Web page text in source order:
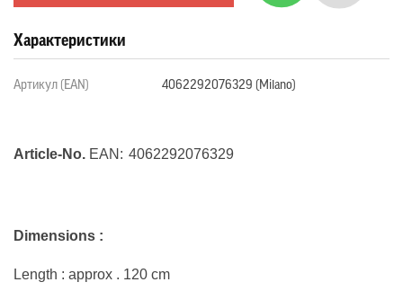
Характеристики
Артикул (EAN) 4062292076329 (Milano)
Article-No. EAN: 4062292076329
Dimensions :
Length : approx . 120 cm